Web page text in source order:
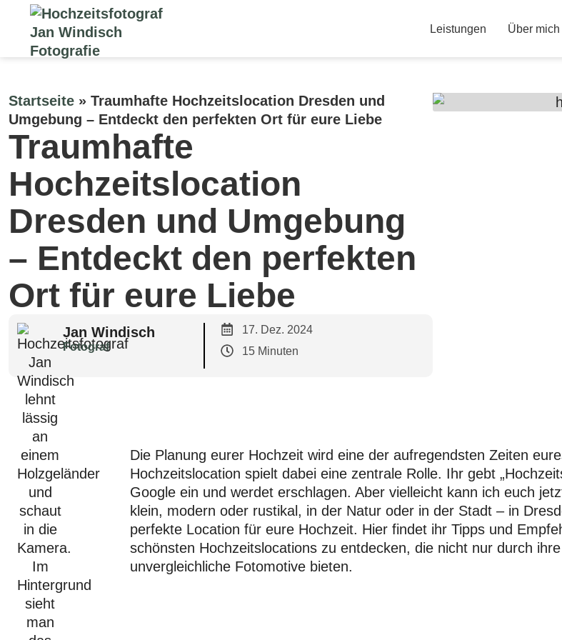
Leistungen Über mich
Startseite » Traumhafte Hochzeitslocation Dresden und
Umgebung – Entdeckt den perfekten Ort für eure Liebe
Traumhafte
Hochzeitslocation
Dresden und Umgebung
– Entdeckt den perfekten
Ort für eure Liebe
Jan Windisch
Fotograf
17. Dez. 2024
15 Minuten
Die Planung eurer Hochzeit wird eine der aufregendsten Zeiten
Hochzeitslocation spielt dabei eine zentrale Rolle. Ihr gebt
Google ein und werdet erschlagen. Aber vielleicht kann ich euch
klein, modern oder rustikal, in der Natur oder in der Stadt – in
perfekte Location für eure Hochzeit. Hier findet ihr Tipps und
schönsten Hochzeitslocations zu entdecken, die nicht nur durch
unvergleichliche Fotomotive bieten.